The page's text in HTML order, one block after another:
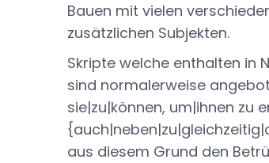
Bauen mit vielen
zusätzlichen Subjekten.
Skripte welche enthalten in
sind normalerweise
sie|zu|können, um|ihnen zu
aus diesem Grund den